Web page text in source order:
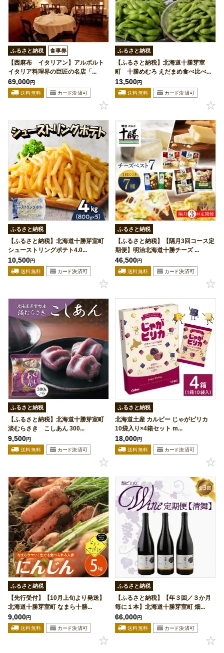
ふるさと納税 食事券
【西麻布 イタリアン】アルポルト
イタリア料理界の巨匠の名店「...
69,000円
ふるさと納税
【ふるさと納税】北海道十勝芽室
町 十勝めむろ えだまめ食べ比べ...
13,500円
ふるさと納税
【ふるさと納税】北海道十勝芽室町
シューストリングポテト4.0...
10,500円
ふるさと納税
【ふるさと納税】【隔月3回コース定
期便】明治北海道十勝チーズ ...
46,500円
ふるさと納税
【ふるさと納税】北海道十勝芽室町
淡むらさき こしあん 300...
9,500円
ふるさと納税
北海道土産 カルビー じゃがピリカ
10袋入り×4箱セット m...
18,000円
ふるさと納税
【先行受付】【10月上旬より発送】
北海道十勝芽室町 なまら十勝...
9,000円
ふるさと納税
【ふるさと納税】【年３回／３か月
毎に１本】北海道十勝芽室町 畑...
66,000円